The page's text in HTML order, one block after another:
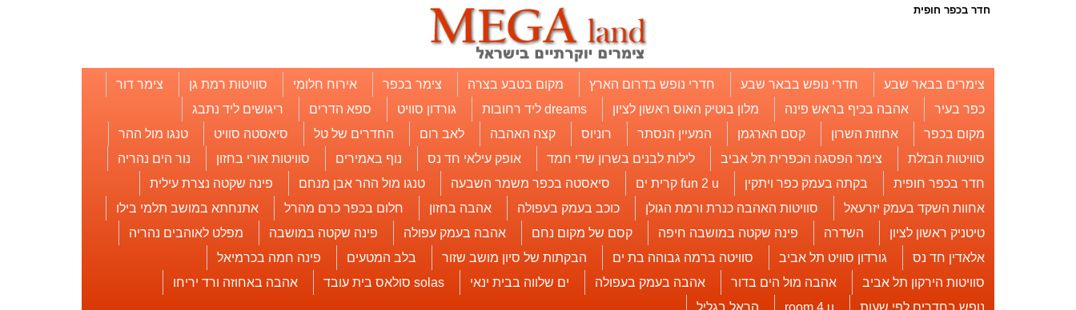
חדר בכפר חופית
צימרים בבאר שבע חדרי נופש בבאר שבע חדרי נופש בדרום הארץ מקום בטבע בצרה צימר בכפר אירוח חלומי סוויטות רמת גן
צימר דור
כפר בעיר
אהבה בכיף בראש פינה מלון בוטיק האוס ראשון לציון dreams ליד רחובות גורדון סוויט ספא הדרים
ריגושים ליד נתבג
מקום בכפר
אחוזת השרון קסם הארגמן המעיין הנסתר רוניוס קצה האהבה לאב רום החדרים של טל סיאסטה סוויט
טנגו מול ההר
סוויטות הבזלת
צימר הפסגה הכפרית תל אביב לילות לבנים בשרון שדי חמד אופק עילאי חד נס נוף באמירים סוויטות אורי בחזון
נור הים נהריה
חדר בכפר חופית
בקתה בעמק כפר ויתקין fun 2 u קרית ים סיאסטה בכפר משמר השבעה טנגו מול ההר אבן מנחם
פינה שקטה נצרת עילית
אחוות השקד בעמק יזרעאל
סוויטות האהבה כנרת ורמת הגולן כוכב בעמק בעפולה אהבה בחזון חלום בכפר כרם מהרל
אתנחתא במושב תלמי בילו
טיטניק ראשון לציון
השדרה פינה שקטה במושבה חיפה קסם של מקום נחם אהבה בעמק עפולה פינה שקטה במושבה
מפלט לאוהבים נהריה
אלאדין חד נס
גורדון סוויט תל אביב סוויטה ברמה גבוהה בת ים הבקתות של סיון מושב שזור בלב המטעים
פינה חמה בכרמיאל
סוויטות הירקון תל אביב
אהבה מול הים בדור אהבה בעמק בעפולה ים שלווה בבית ינאי solas סולאס בית עובד
אהבה באחוזה ורד יריחו
נופש בחדרים לפי שעות
room 4 u הראל בגליל